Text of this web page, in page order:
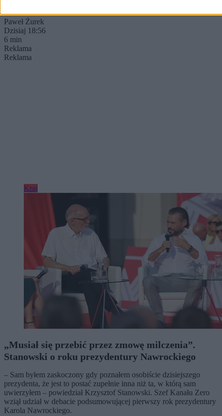
Paweł Żurek
Dzisiaj 18:56
6 min
Reklama
Reklama
Kraj
„Musiał się przebić przez zmowę milczenia”.
Stanowski o roku prezydentury Nawrockiego
– Sam byłem zaskoczony gdy poznałem osobiście dzisiejszego
prezydenta, że jest to postać zupełnie inna niż ta, w którą sam
uwierzyłem – powiedział Krzysztof Stanowski. Szef Kanału Zero
wziął udział w debacie podsumowującej pierwszy rok prezydentury
Karola Nawrockiego.